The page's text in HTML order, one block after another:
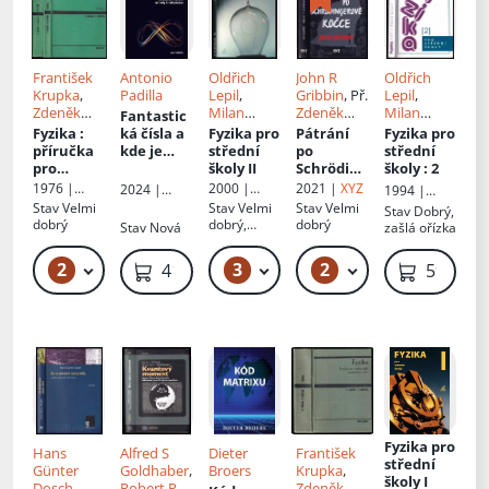
František
Krupka,
Zdeněk
Horák
Fyzika :
příručka
pro
vysoké
školy
technické
ho směru
1976 |
Státní
nakladatels
technické
literatury
StavVelmi
dobrý
2 379 Kč
Antonio
Padilla
Fantastic
ká čísla a
kde je
kosmická
výprava
od nuly k
nekonečn
u
2024 |
Stav Nová
419 Kč
Oldřich
Lepil,
Milan
Bednařík,
Radmila
Hýblová
Fyzika pro
střední
školy II
2000 |
Prometheu
s
StavVelmi
dobrý,
flíčky, lehké
oděrky
3 89 Kč – 119 Kč
John R
Gribbin, Př.
Zdeněk
Urban
Pátrání
po
Schröding
erově
kočce:
kvantová
fyzika a
skutečno
st
2021 |XYZ
StavVelmi
dobrý
2 319 Kč – 329 Kč
Oldřich
Lepil,
Milan
Bednařík,
Radmila
Hýblová
Fyzika pro
střední
školy: 2
1994 |
Prometheu
s
Stav Dobrý,
zašlá ořízka
59 Kč
Hans
Günter
Alfred S
Goldhaber,
Dieter
Broers
František
Krupka,
Fyzika pro
střední
školy I